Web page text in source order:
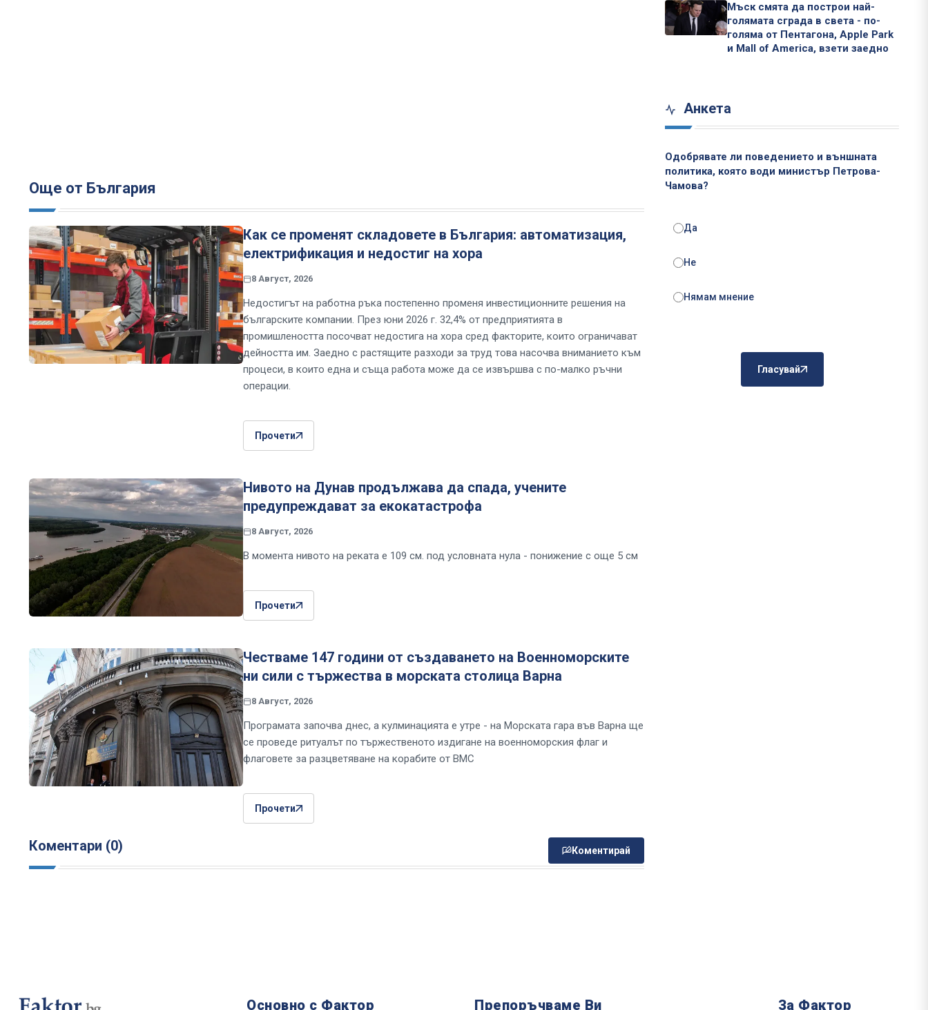
Още от България
Как се променят складовете в България: автоматизация,
електрификация и недостиг на хора
8 Август, 2026
Недостигът на работна ръка постепенно променя инвестиционните решения на
българските компании. През юни 2026 г. 32,4% от предприятията в
промишлеността посочват недостига на хора сред факторите, които ограничават
дейността им. Заедно с растящите разходи за труд това насочва вниманието към
процеси, в които една и съща работа може да се извършва с по-малко ръчни
операции.
Прочети
Нивото на Дунав продължава да спада, учените
предупреждават за екокатастрофа
8 Август, 2026
В момента нивото на реката е 109 см. под условната нула - понижение с още 5 см
Прочети
Честваме 147 години от създаването на Военноморските
ни сили с тържества в морската столица Варна
8 Август, 2026
Програмата започва днес, а кулминацията е утре - на Морската гара във Варна ще
се проведе ритуалът по тържественото издигане на военноморския флаг и
флаговете за разцветяване на корабите от ВМС
Прочети
Коментари (0) Коментирай
Мъск смята да построи най-
голямата сграда в света - по-
голяма от Пентагона, Apple Park
и Mall of America, взети заедно
Анкета
Одобрявате ли поведението и външната
политика, която води министър Петрова-
Чамова?
Да
Не
Нямам мнение
Гласувай
Основно с Фактор Препоръчваме Ви За Фактор